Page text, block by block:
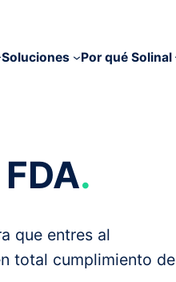
Soluciones Por qué Solinal
.
que entres al
total cumplimiento de